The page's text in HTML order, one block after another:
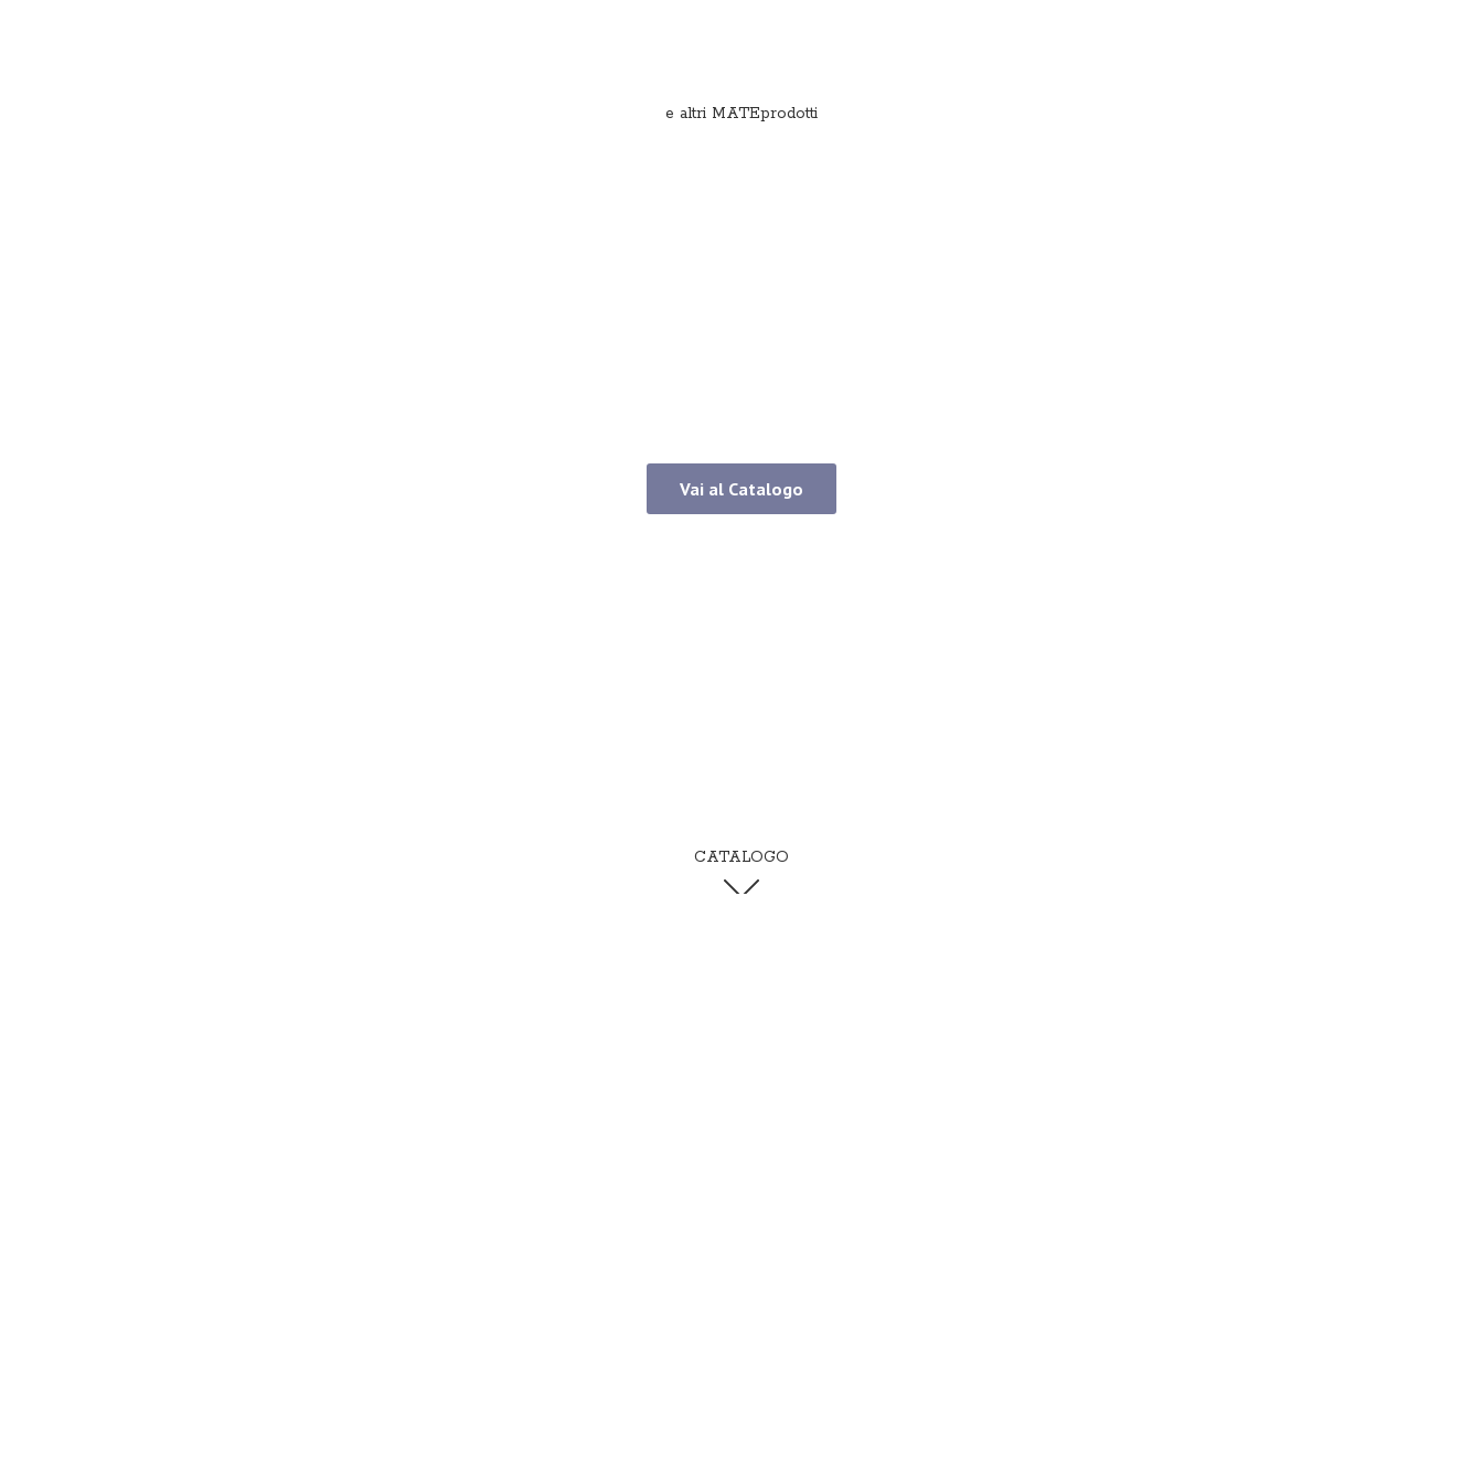
e altri MATEprodotti
Vai al Catalogo
CATALOGO